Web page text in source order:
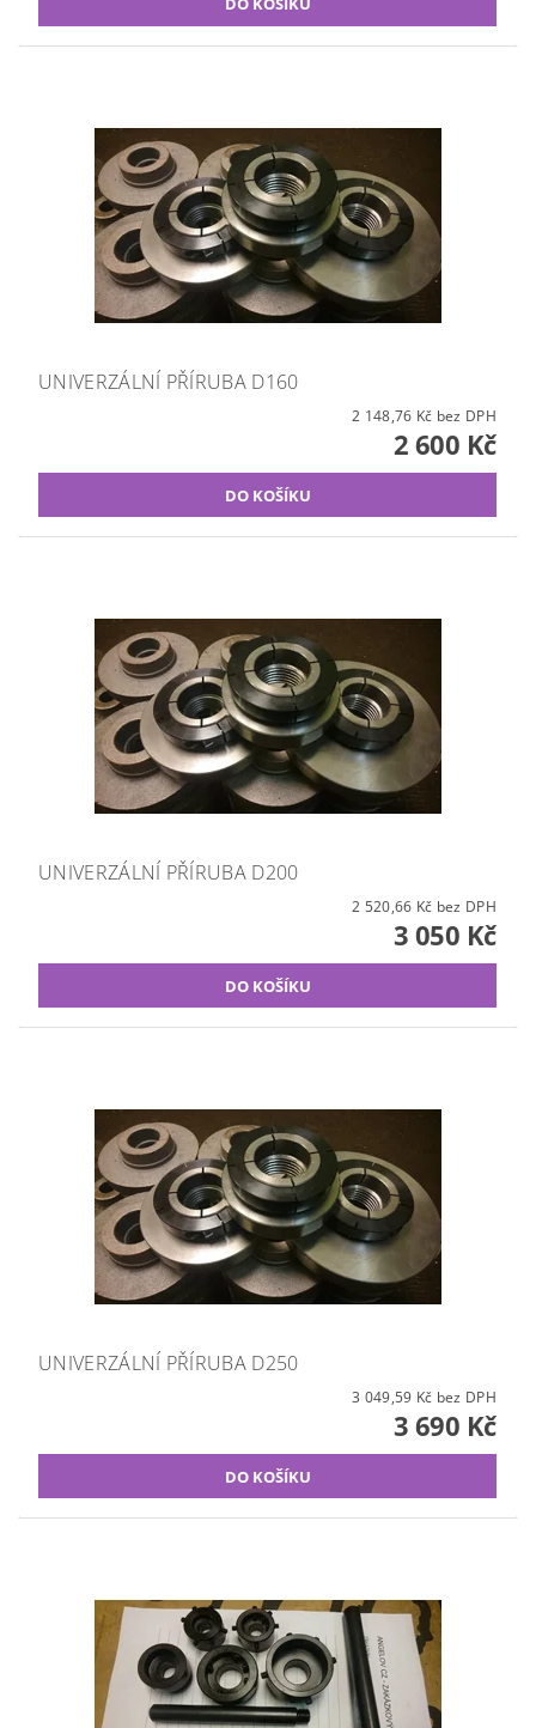
UNIVERZÁLNÍ PŘÍRUBA D160
2 148,76 Kč bez DPH
2 600 Kč
UNIVERZÁLNÍ PŘÍRUBA D200
2 520,66 Kč bez DPH
3 050 Kč
UNIVERZÁLNÍ PŘÍRUBA D250
3 049,59 Kč bez DPH
3 690 Kč